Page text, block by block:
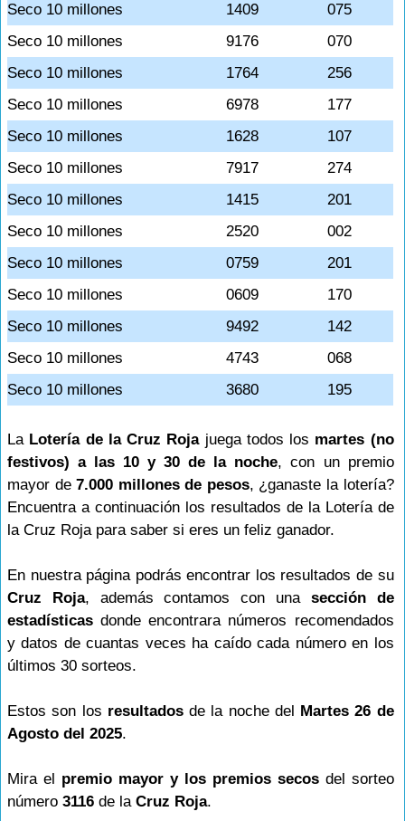
Seco 10 millones
1409
075
Seco 10 millones
9176
070
Seco 10 millones
1764
256
Seco 10 millones
6978
177
Seco 10 millones
1628
107
Seco 10 millones
7917
274
Seco 10 millones
1415
201
Seco 10 millones
2520
002
Seco 10 millones
0759
201
Seco 10 millones
0609
170
Seco 10 millones
9492
142
Seco 10 millones
4743
068
Seco 10 millones
3680 195
La Lotería de la Cruz Rojajuega todos los martes (no
festivos) a las 10 y 30 de la noche, con un premio
mayor de7.000 millones de pesos, ¿ganaste la lotería?
Encuentra a continuación los resultados de la Lotería de
la Cruz Roja para saber si eres un feliz ganador.
En nuestra página podrás encontrar los resultados de su
Cruz Roja, además contamos con una sección de
estadísticas donde encontrara números recomendados
y datos de cuantas veces ha caído cada número en los
últimos 30 sorteos.
Estos son los resultadosde la noche del Martes 26 de
Agosto del 2025.
Mira el premio mayor y los premios secosdel sorteo
número 3116 de la Cruz Roja.